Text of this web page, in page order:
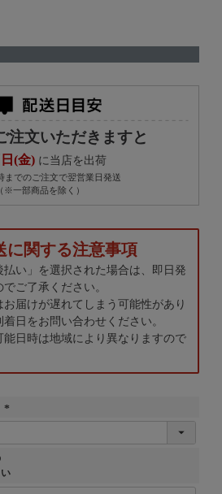
注文いただきますと
日(金) に当店を出荷
までのご注文で翌営業日発送
（※一部商品を除く）
に関する注意事項
払い」を選択された場合は、即日発
ご了承ください。
お届けが遅れてしまう可能性があり
日をお問い合わせください。
能日時は地域により異なりますので
(